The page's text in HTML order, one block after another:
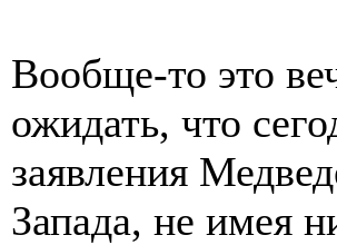
Вообще-то это
ожидать, что
заявления
Запада, не имея